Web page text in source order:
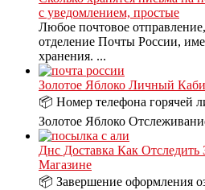
с уведомлением, простые
Любое почтовое
отделение Почты России,
хранения. ...
Золотое Яблоко Личный
📦 Номер телефона горячей
Золотое Яблоко
Днс Доставка Как Отследить
Магазине
📦 Завершение оформления